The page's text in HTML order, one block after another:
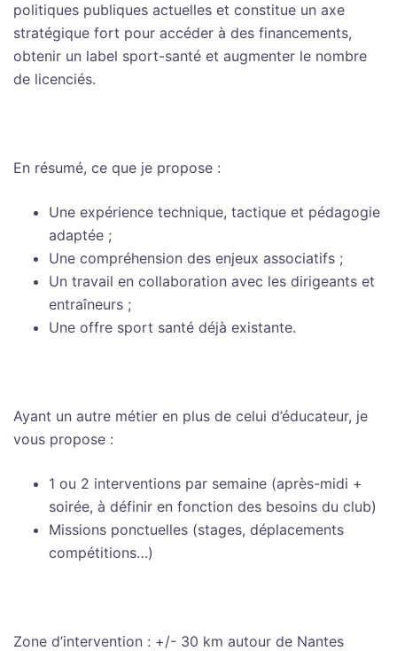
politiques publiques actuelles et constitue un axe
stratégique fort pour accéder à des financements,
obtenir un label sport-santé et augmenter le nombre
de licenciés.
En résumé, ce que je propose :
Une expérience technique, tactique et pédagogie
adaptée ;
Une compréhension des enjeux associatifs ;
Un travail en collaboration avec les dirigeants et
entraîneurs ;
Une offre sport santé déjà existante.
Ayant un autre métier en plus de celui d’éducateur, je
vous propose :
1 ou 2 interventions par semaine (après-midi +
soirée, à définir en fonction des besoins du club)
Missions ponctuelles (stages, déplacements
compétitions…)
Zone d’intervention : +/- 30 km autour de Nantes